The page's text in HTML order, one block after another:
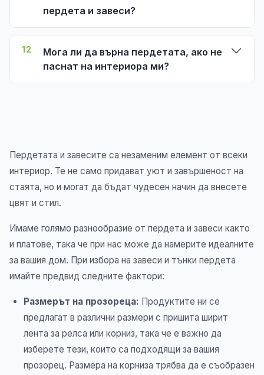
пердета и завеси?
12
Мога ли да върна пердетата, ако не
паснат на интериора ми?
Пердетата и завесите са незаменим елемент от всеки
интериор. Те не само придават уют и завършеност на
стаята, но и могат да бъдат чудесен начин да внесете
цвят и стил.
Имаме голямо разнообразие от пердета и завеси както
и платове, така че при нас може да намерите идеалните
за вашия дом. При избора на завеси и тънки пердета
имайте предвид следните фактори:
Размерът на прозореца: Продуктите ни се
предлагат в различни размери с пришита ширит
лента за релса или корниз, така че е важно да
изберете тези, които са подходящи за вашия
прозорец. Размера на корниза трябва да е съобразен